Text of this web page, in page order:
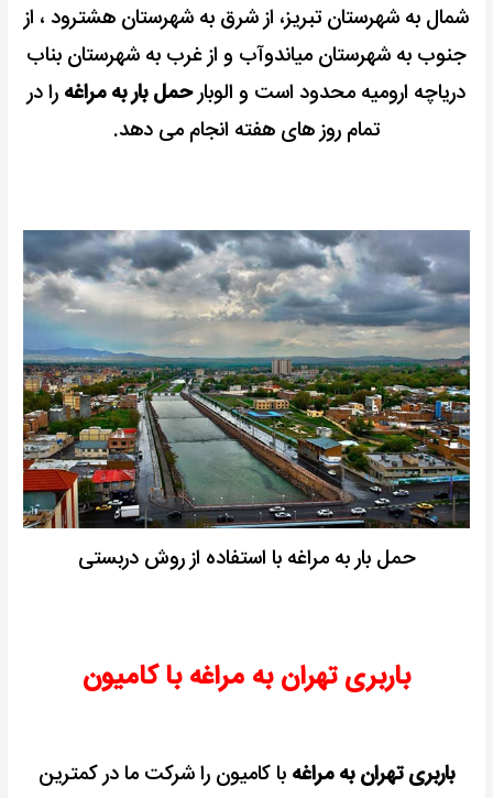
شمال به شهرستان تبریز، از شرق به شهرستان هشترود ، از
جنوب به شهرستان میاندوآب و از غرب به شهرستان بناب
دریاچه ارومیه محدود است و الوبارحمل بار به مراغه را در
تمام روز های هفته انجام می دهد.
حمل بار به مراغه با استفاده از روش دربستی
باربری تهران به مراغه با کامیون
باربری تهران به مراغه با کامیون را شرکت ما در کمترین